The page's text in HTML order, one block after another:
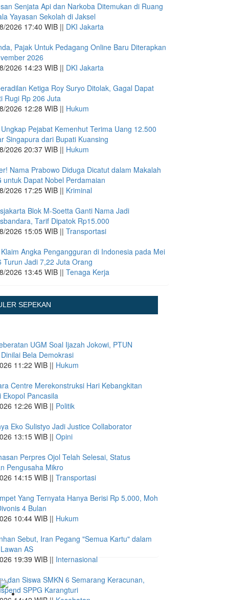
Senjata Api dan Narkoba Ditemukan di Ruang
Yayasan Sekolah di Jaksel
2026 17:40 WIB || DKI Jakarta
Pajak Untuk Pedagang Online Baru Diterapkan
2026
2026 14:23 WIB || DKI Jakarta
Ketiga Roy Suryo Ditolak, Gagal Dapat
Rugi Rp 206 Juta
2026 12:28 WIB || Hukum
Pejabat Kemenhut Terima Uang 12.500
Singapura dari Bupati Kuansing
2026 20:37 WIB || Hukum
Nama Prabowo Diduga Dicatut dalam Makalah
untuk Dapat Nobel Perdamaian
2026 17:25 WIB || Kriminal
Blok M-Soetta Ganti Nama Jadi
Tarif Dipatok Rp15.000
2026 15:05 WIB || Transportasi
Angka Pengangguran di Indonesia pada Mei
Turun Jadi 7,22 Juta Orang
2026 13:45 WIB || Tenaga Kerja
SEPEKAN
UGM Soal Ijazah Jokowi, PTUN
Bela Demokrasi
11:22 WIB || Hukum
Centre Merekonstruksi Hari Kebangkitan
Ekopol Pancasila
12:26 WIB || Politik
Eko Sulistyo Jadi Justice Collaborator
13:15 WIB || Opini
Perpres Ojol Telah Selesai, Status
Pengusaha Mikro
14:15 WIB || Transportasi
Yang Ternyata Hanya Berisi Rp 5.000, Moh
4 Bulan
10:44 WIB || Hukum
Sebut, Iran Pegang "Semua Kartu" dalam
AS
19:39 WIB || Internasional
dan Siswa SMKN 6 Semarang Keracunan,
SPPG Karangturi